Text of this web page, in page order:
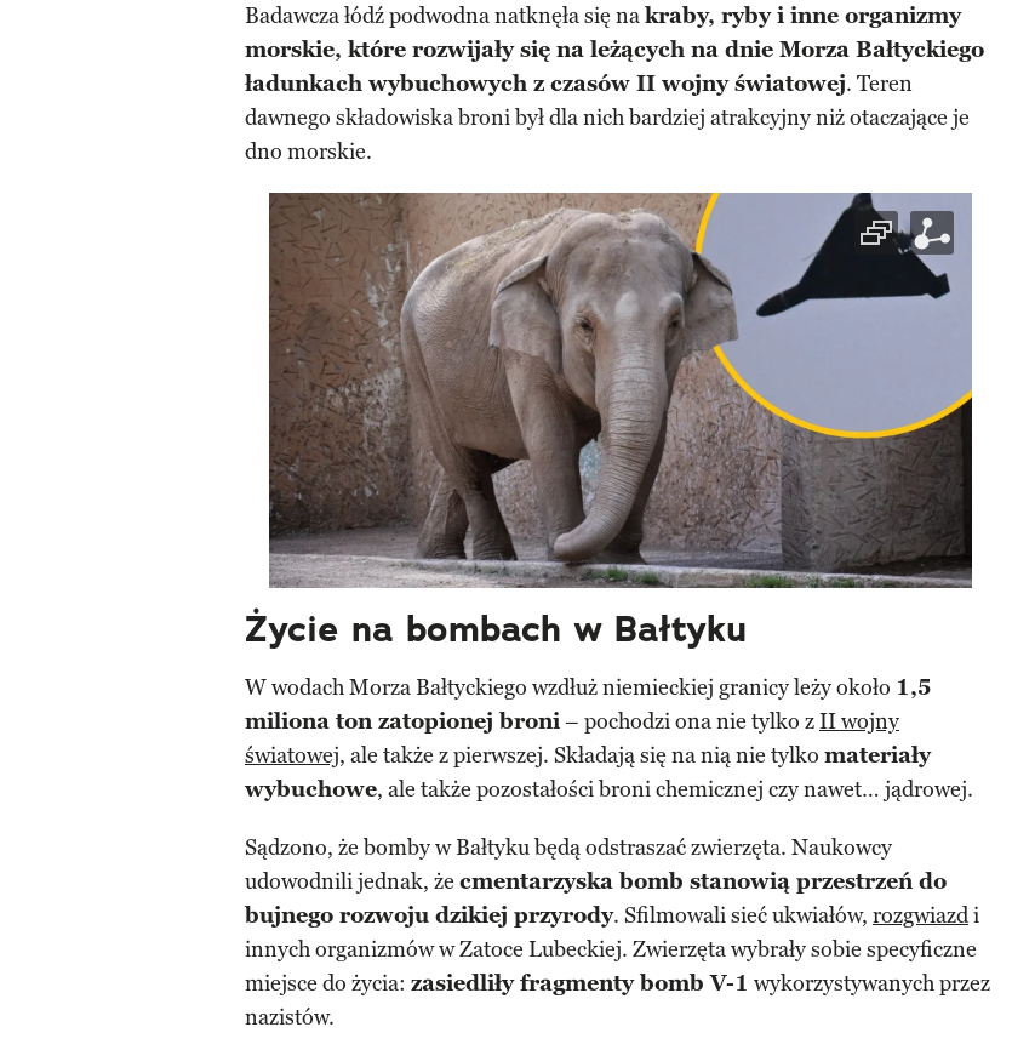
Badawcza łódź podwodna natknęła się nakraby, ryby i inne organizmy
morskie, które rozwijały się na leżących na dnie Morza Bałtyckiego
ładunkach wybuchowych z czasów II wojny światowej. Teren
dawnego składowiska broni był dla nich bardziej atrakcyjny niż otaczające je
dno morskie.
Życie na bombach w Bałtyku
W wodach Morza Bałtyckiego wzdłuż niemieckiej granicy leży około 1,5
miliona ton zatopionej broni– pochodzi ona nie tylko zII wojny
światowej, ale także z pierwszej. Składają się na nią nie tylko materiały
wybuchowe, ale także pozostałości broni chemicznej czy nawet… jądrowej.
Sądzono, że bomby w Bałtyku będą odstraszać zwierzęta. Naukowcy
udowodnili jednak, że cmentarzyska bomb stanowią przestrzeń do
bujnego rozwoju dzikiej przyrody. Sfilmowali sieć ukwiałów, rozgwiazdi
innych organizmów w Zatoce Lubeckiej. Zwierzęta wybrały sobie specyficzne
miejsce do życia: zasiedliły fragmenty bomb V-1 wykorzystywanych przez
nazistów.